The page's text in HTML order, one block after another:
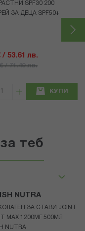
SPF30 200
ЗА ДЕЦА SPF50+
/ 53.61 лв.
/ 71.49 лв.
КУПИ
теб
NUTRA
ЗА СТАВИ JOINT
MAX 1200МГ 500МЛ
NUTRA